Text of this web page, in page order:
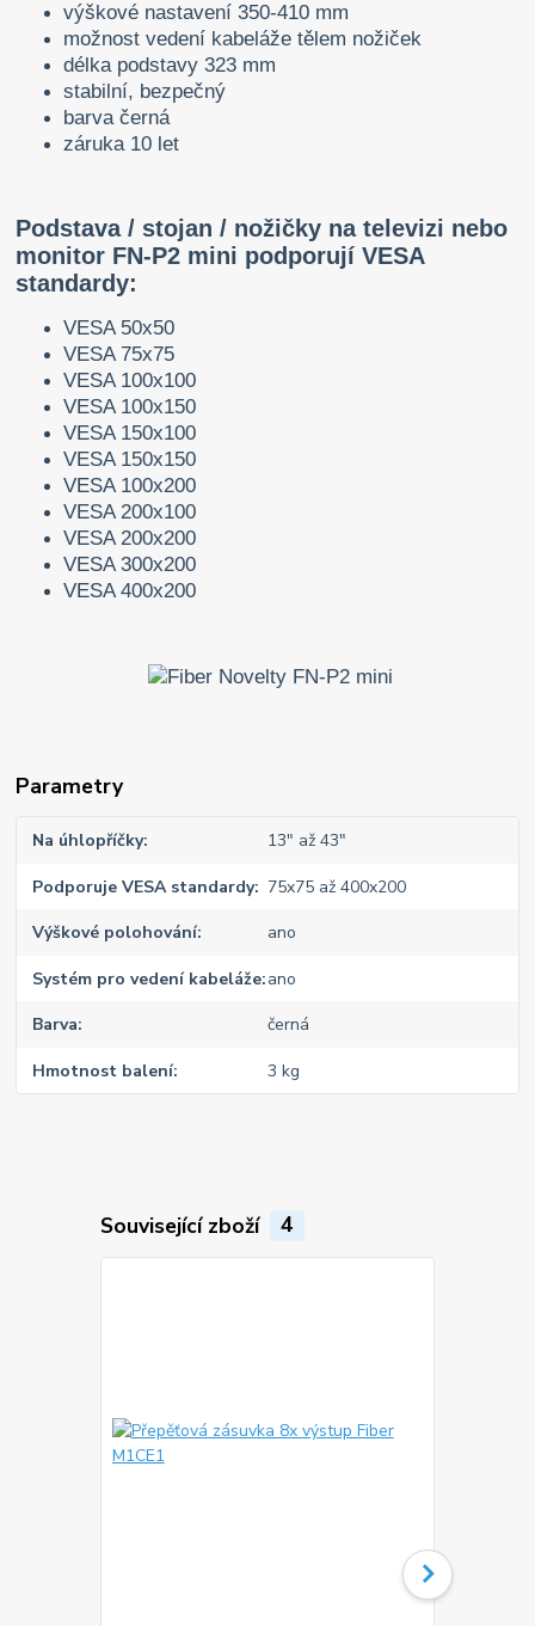
výškové nastavení 350-410 mm
možnost vedení kabeláže tělem nožiček
délka podstavy 323 mm
stabilní, bezpečný
barva černá
záruka 10 let
Podstava / stojan / nožičky na televizi nebo
monitor FN-P2 mini podporují VESA
standardy:
VESA 50x50
VESA 75x75
VESA 100x100
VESA 100x150
VESA 150x100
VESA 150x150
VESA 100x200
VESA 200x100
VESA 200x200
VESA 300x200
VESA 400x200
Parametry
Na úhlopříčky 13" až 43"
Podporuje VESA standardy 75x75 až 400x200
Výškové polohování ano
Systém pro vedení kabeláže ano
Barva černá
Hmotnost balení 3 kg
Související zboží 4